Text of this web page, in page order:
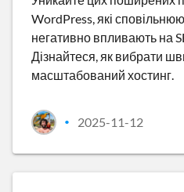
WordPress, які
негативно впливають на
Дізнайтеся, як вибрати
масштабований хостинг.
• 2025-11-12